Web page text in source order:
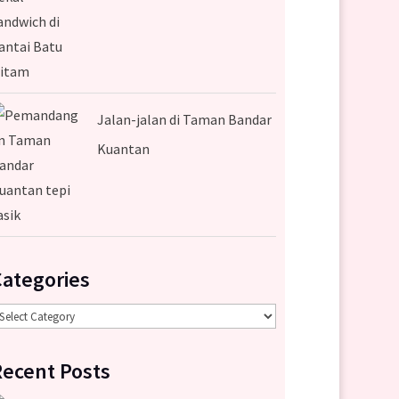
Jalan-jalan di Taman Bandar
Kuantan
Posts